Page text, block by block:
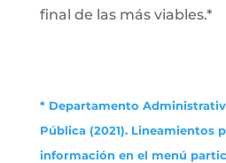
final de las más viables.*
* Departamento
Pública (2021). Lineamientos
información en el menú